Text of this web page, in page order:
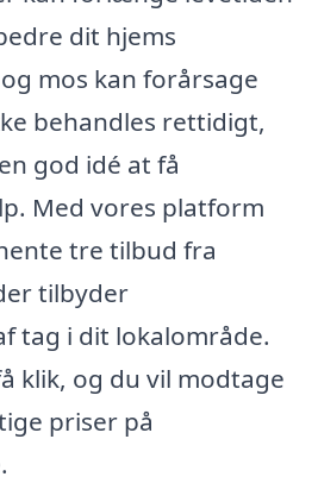
dit hjems
mos kan forårsage
behandles rettidigt,
god idé at få
Med vores platform
tre tilbud fra
tilbyder
tag i dit lokalområde.
klik, og du vil modtage
priser på